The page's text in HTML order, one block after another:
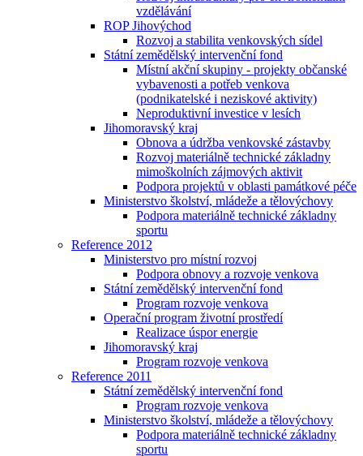
vzdělávání
ROP Jihovýchod
Rozvoj a stabilita venkovských sídel
Státní zemědělský intervenční fond
Místní akční skupiny - projekty občanské
vybavenosti a potřeb venkova
(podnikatelské i neziskové aktivity)
Neproduktivní investice v lesích
Jihomoravský kraj
Obnova a údržba venkovské zástavby
Rozvoj materiálně technické základny
mimoškolních zájmových aktivit
Podpora projektů v oblasti památkové péče
Ministerstvo školství, mládeže a tělovýchovy
Podpora materiálně technické základny
sportu
Reference 2012
Ministerstvo pro místní rozvoj
Podpora obnovy a rozvoje venkova
Státní zemědělský intervenční fond
Program rozvoje venkova
Operační program životní prostředí
Realizace úspor energie
Jihomoravský kraj
Program rozvoje venkova
Reference 2011
Státní zemědělský intervenční fond
Program rozvoje venkova
Ministerstvo školství, mládeže a tělovýchovy
Podpora materiálně technické základny
sportu